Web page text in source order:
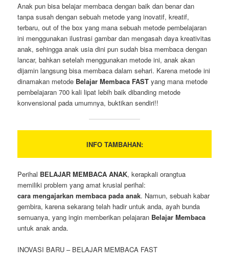
Anak pun bisa belajar membaca dengan baik dan benar dan
tanpa susah dengan sebuah metode yang inovatif, kreatif,
terbaru, out of the box yang mana sebuah metode pembelajaran
ini menggunakan ilustrasi gambar dan mengasah daya kreativitas
anak, sehingga anak usia dini pun sudah bisa membaca dengan
lancar, bahkan setelah menggunakan metode ini, anak akan
dijamin langsung bisa membaca dalam sehari. Karena metode ini
dinamakan metode Belajar Membaca FAST yang mana metode
pembelajaran 700 kali lipat lebih baik dibanding metode
konvensional pada umumnya, buktikan sendiri!!
INFO TAMBAHAN:
Perihal BELAJAR MEMBACA ANAK, kerapkali orangtua
memiliki problem yang amat krusial perihal:
cara mengajarkan membaca pada anak. Namun, sebuah kabar
gembira, karena sekarang telah hadir untuk anda, ayah bunda
semuanya, yang ingin memberikan pelajaran Belajar Membaca
untuk anak anda.
INOVASI BARU – BELAJAR MEMBACA FAST